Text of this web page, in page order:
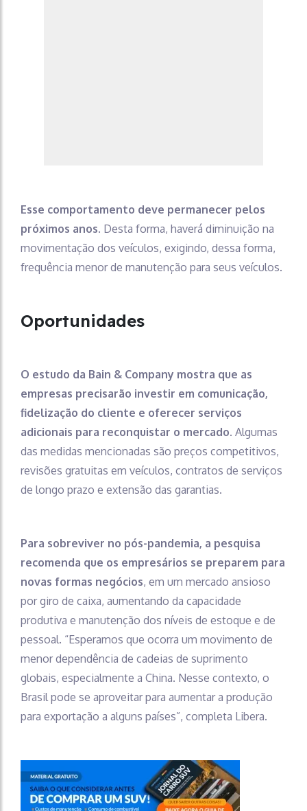
Esse comportamento deve permanecer pelos
próximos anos. Desta forma, haverá diminuição na
movimentação dos veículos, exigindo, dessa forma,
frequência menor de manutenção para seus veículos.
Oportunidades
O estudo da Bain & Company mostra que as
empresas precisarão investir em comunicação,
fidelização do cliente e oferecer serviços
adicionais para reconquistar o mercado. Algumas
das medidas mencionadas são preços competitivos,
revisões gratuitas em veículos, contratos de serviços
de longo prazo e extensão das garantias.
Para sobreviver no pós-pandemia, a pesquisa
recomenda que os empresários se preparem para
novas formas negócios, em um mercado ansioso
por giro de caixa, aumentando da capacidade
produtiva e manutenção dos níveis de estoque e de
pessoal. “Esperamos que ocorra um movimento de
menor dependência de cadeias de suprimento
globais, especialmente a China. Nesse contexto, o
Brasil pode se aproveitar para aumentar a produção
para exportação a alguns países”, completa Libera.